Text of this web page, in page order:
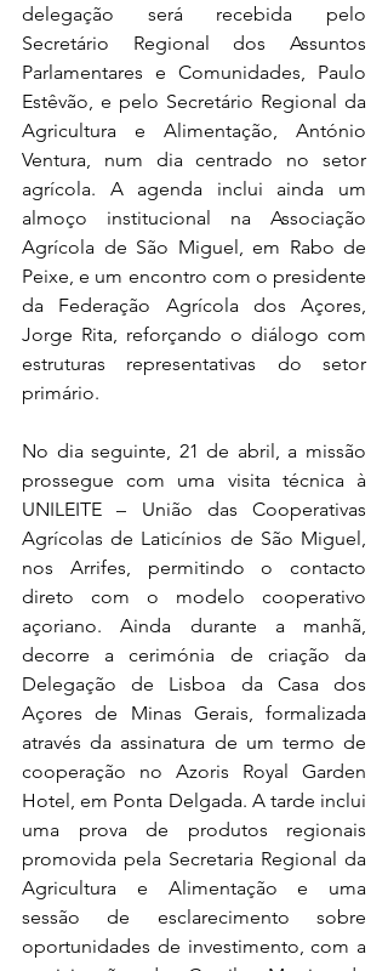
delegação será recebida pelo
Secretário Regional dos Assuntos
Parlamentares e Comunidades, Paulo
Estêvão, e pelo Secretário Regional da
Agricultura e Alimentação, António
Ventura, num dia centrado no setor
agrícola. A agenda inclui ainda um
almoço institucional na Associação
Agrícola de São Miguel, em Rabo de
Peixe, e um encontro com o presidente
da Federação Agrícola dos Açores,
Jorge Rita, reforçando o diálogo com
estruturas representativas do setor
primário.
No dia seguinte, 21 de abril, a missão
prossegue com uma visita técnica à
UNILEITE – União das Cooperativas
Agrícolas de Laticínios de São Miguel,
nos Arrifes, permitindo o contacto
direto com o modelo cooperativo
açoriano. Ainda durante a manhã,
decorre a cerimónia de criação da
Delegação de Lisboa da Casa dos
Açores de Minas Gerais, formalizada
através da assinatura de um termo de
cooperação no Azoris Royal Garden
Hotel, em Ponta Delgada. A tarde inclui
uma prova de produtos regionais
promovida pela Secretaria Regional da
Agricultura e Alimentação e uma
sessão de esclarecimento sobre
oportunidades de investimento, com a